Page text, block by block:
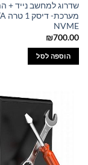
שדרוג למחשב נייד +
NVME
₪700.00
הוספה לסל